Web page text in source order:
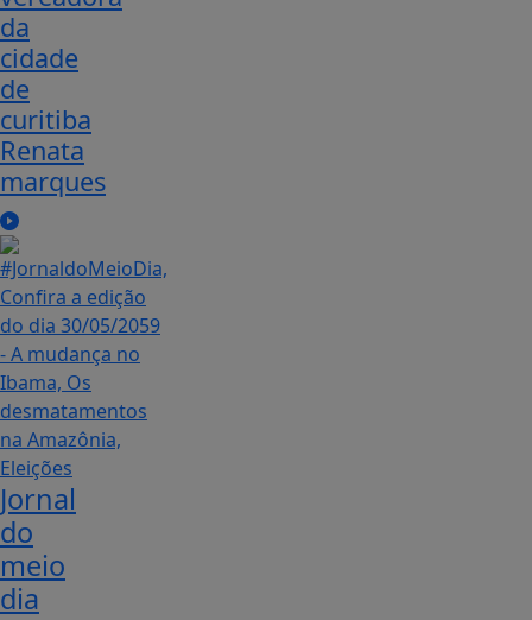
da
cidade
de
curitiba
Renata
marques
Jornal
do
meio
dia